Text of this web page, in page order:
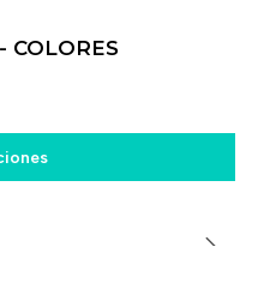
COLORES